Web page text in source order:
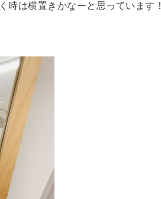
時は横置きかなーと思っています！